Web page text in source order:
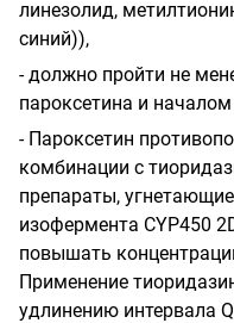
линезолид,
синий)),
- должно пройти не
пароксетина и
- Пароксетин
комбинации с
препараты,
изофермента CYP450
повышать
Применение
удлинению интервала